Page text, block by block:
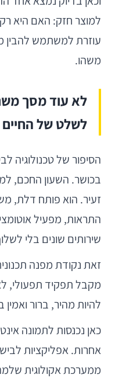
למוצר חזק: האם היא
עוזרת למשתמש להבין
משהו.
לא עוד מסך
לשלט של החיים
הסיפור של טכנולוגיה
בכושר. השעון החכם,
זעיר. הוא פותח דלת,
התראות, מפעיל
שירותים שונים בלי
זאת נקודת מפנה
מקבל תפקיד תפעולי,
להיות מהיר, ברור
כאן נכנסות לתמונה
אחרות. אפליקציות